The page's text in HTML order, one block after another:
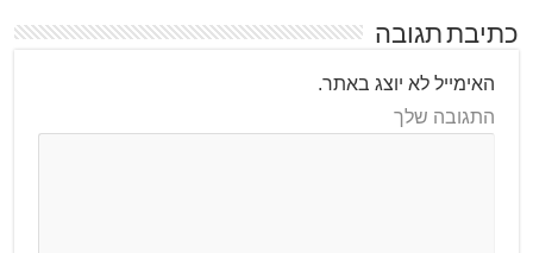
כתיבת תגובה
האימייל לא יוצג באתר.
התגובה שלך